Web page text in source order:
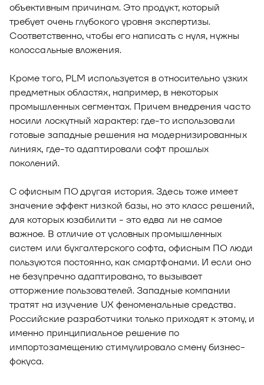
объективным причинам. Это продукт, который
требует очень глубокого уровня экспертизы.
Соответственно, чтобы его написать с нуля, нужны
колоссальные вложения.
Кроме того, PLM используется в относительно узких
предметных областях, например, в некоторых
промышленных сегментах. Причем внедрения часто
носили лоскутный характер: где-то использовали
готовые западные решения на модернизированных
линиях, где-то адаптировали софт прошлых
поколений.
С офисным ПО другая история. Здесь тоже имеет
значение эффект низкой базы, но это класс решений,
для которых юзабилити - это едва ли не самое
важное. В отличие от условных промышленных
систем или бухгалтерского софта, офисным ПО люди
пользуются постоянно, как смартфонами. И если оно
не безупречно адаптировано, то вызывает
отторжение пользователей. Западные компании
тратят на изучение UX феноменальные средства.
Российские разработчики только приходят к этому, и
именно принципиальное решение по
импортозамещению стимулировало смену бизнес-
фокуса.